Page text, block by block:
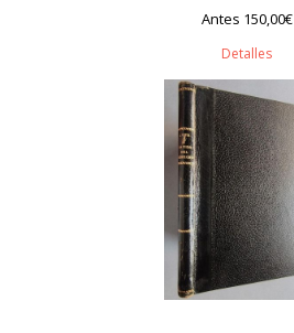
Antes 150,00€
Detalles